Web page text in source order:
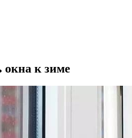
окна к зиме